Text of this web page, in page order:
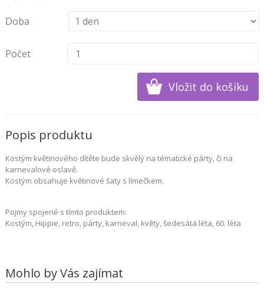
Doba
Počet
Popis produktu
Kostým květinového dítěte bude skvělý na tématické párty, či na
karnevalové oslavě.
Kostým obsahuje květinové šaty s límečkem.
Pojmy spojené s tímto produktem:
Kostým, Hippie, retro, párty, karneval, květy, šedesátá léta, 60. léta
Mohlo by Vás zajímat